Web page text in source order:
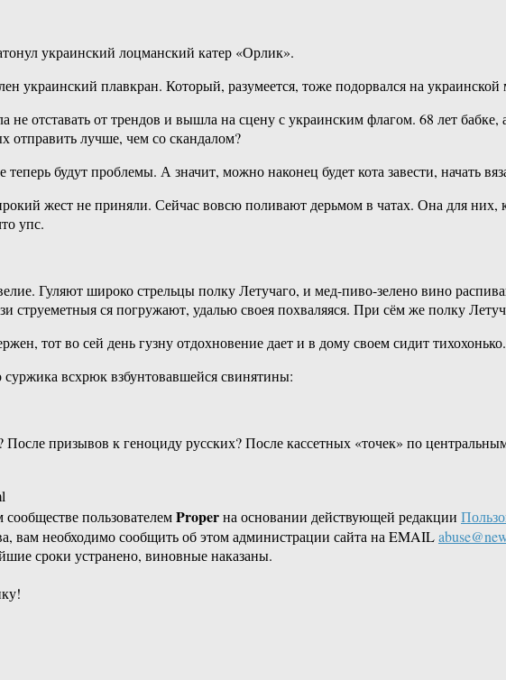
украинский лоцманский катер «Орлик».
украинский плавкран. Который, разумеется, тоже подорвался на украинской
отставать от трендов и вышла на сцену с украинским флагом. 68 лет
лучше, чем со скандалом?
будут проблемы. А значит, можно наконец будет кота завести, начать
жест не приняли. Сейчас вовсю поливают дерьмом в чатах. Она для них,
упс.
Гуляют широко стрельцы полку Летучаго, и мед-пиво-зелено вино
струеметныя ся погружают, удалью своея похваляяся. При сём же полку
тот во сей день гузну отдохновение дает и в дому своем сидит тихохонько.
всхрюк взбунтовавшейся свинятины:
призывов к геноциду русских? После кассетных «точек» по
пользователемProperна основании действующей редакции
вам необходимо сообщить об этом администрации сайта на EMAIL
сроки устранено, виновные наказаны.